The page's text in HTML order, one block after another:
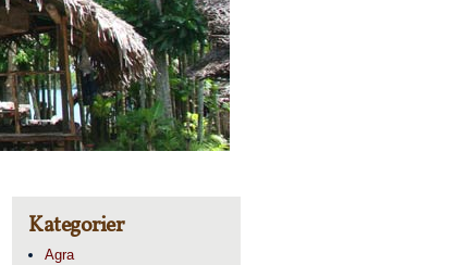
Kategorier
Agra